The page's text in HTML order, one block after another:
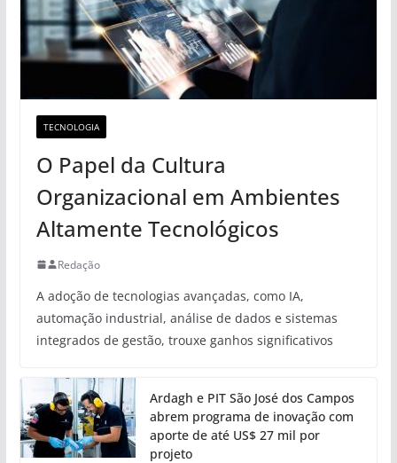
TECNOLOGIA
O Papel da Cultura
Organizacional em Ambientes
Altamente Tecnológicos
Redação
A adoção de tecnologias avançadas, como IA,
automação industrial, análise de dados e sistemas
integrados de gestão, trouxe ganhos significativos
Ardagh e PIT São José dos Campos
abrem programa de inovação com
aporte de até US$ 27 mil por
projeto